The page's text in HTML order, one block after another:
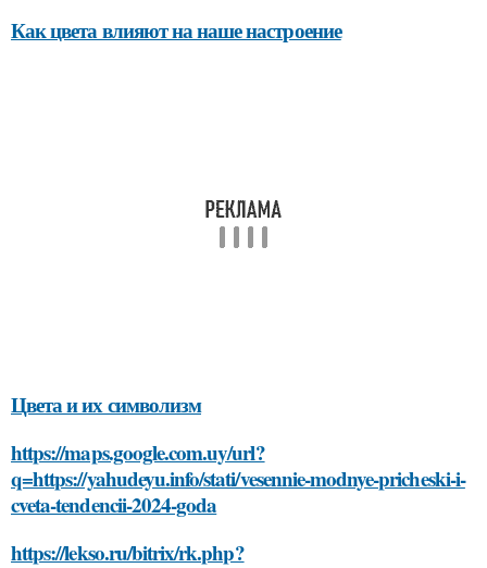
Как цвета влияют на наше настроение
Цвета и их символизм
https://maps.google.com.uy/url?
q=https://yahudeyu.info/stati/vesennie-modnye-pricheski-i-
cveta-tendencii-2024-goda
https://lekso.ru/bitrix/rk.php?